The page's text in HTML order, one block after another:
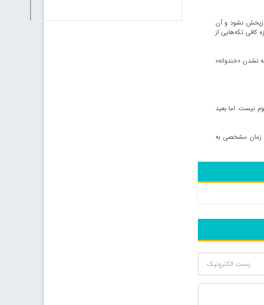
نشود و آن
کافی تکه‌هایی از
نشدن «خندوانه»
نیست. اما بعید
زمان مشخصی به